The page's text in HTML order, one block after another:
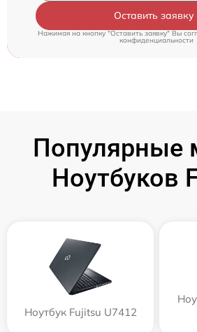
Оставить заявку
Нажимая на кнопку "Оставить заявку" Вы
конфиденциальности
Популярные
Ноутбуков
Ноутбук Fujitsu U7412